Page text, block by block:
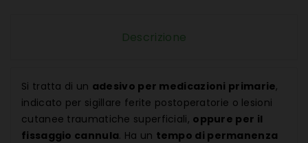
Descrizione
Si tratta di un adesivo per medicazioni primarie,
indicato per sigillare ferite postoperatorie o lesioni
cutanee traumatiche superficiali, oppure per il
fissaggio cannula. Ha un tempo di permanenza